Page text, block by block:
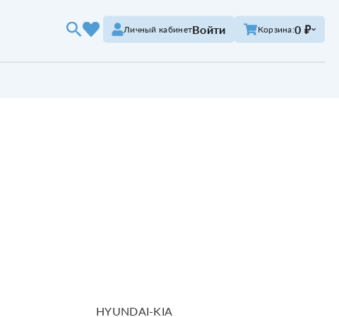
Личный кабинетВойти Корзина:0 ₽
HYUNDAI-KIA